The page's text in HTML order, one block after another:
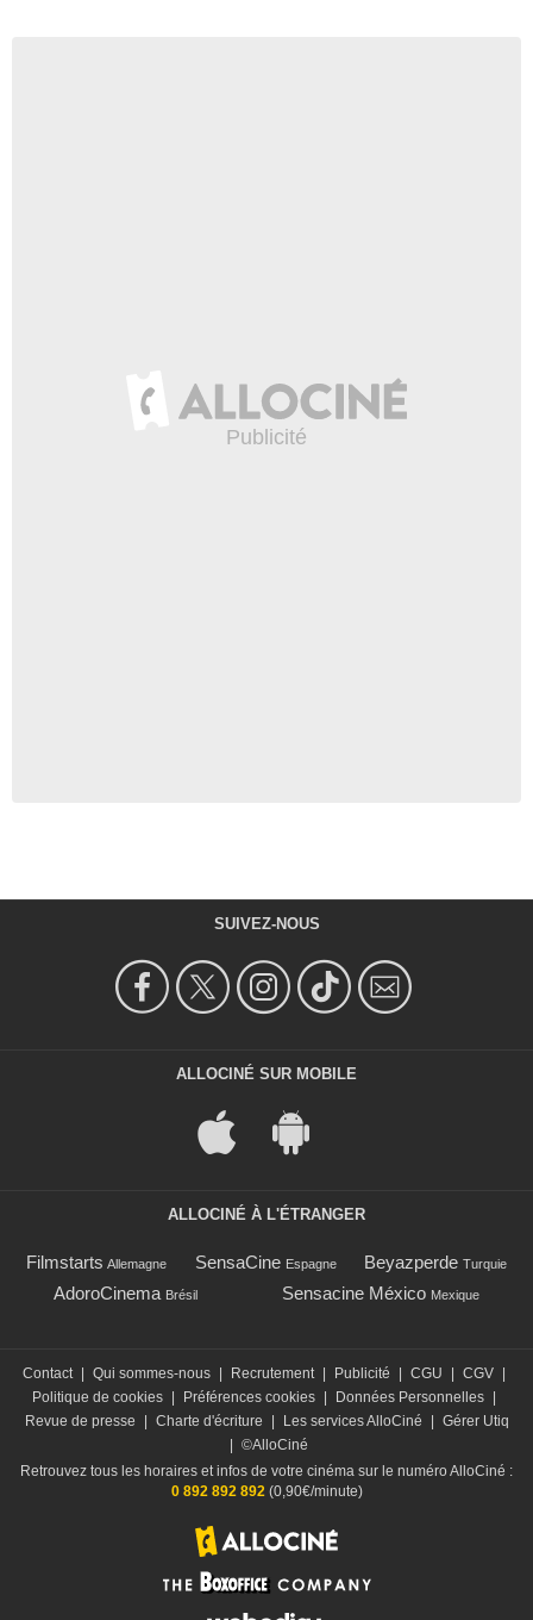
SUIVEZ-NOUS
ALLOCINÉ SUR MOBILE
ALLOCINÉ À L'ÉTRANGER
Filmstarts Allemagne SensaCine Espagne Beyazperde Turquie
AdoroCinema Brésil Sensacine México Mexique
Contact Qui sommes-nous Recrutement Publicité CGU CGV
Politique de cookies
Préférences cookies Données Personnelles
Revue de presse
Charte d'écriture Les services AlloCiné
Gérer Utiq
©AlloCiné
Retrouvez tous les horaires et infos de votre cinéma sur le numéro AlloCiné :
0 892 892 892(0,90€/minute)